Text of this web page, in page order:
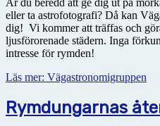
eller ta astrofotografi? Då kan
dig! Vi kommer att träffas och
ljusförorenade städern. Inga
intresse för rymden!
Läs mer: Vägastronomigruppen
Rymdungarnas